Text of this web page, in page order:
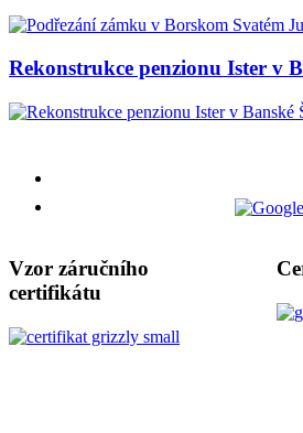
Rekonstrukce penzionu Ister v
Vzor záručního
certifikátu